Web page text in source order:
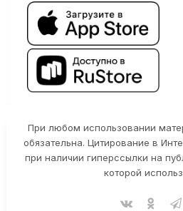
При любом использовании
обязательна. Цитирование в
при наличии гиперссылки на
которой